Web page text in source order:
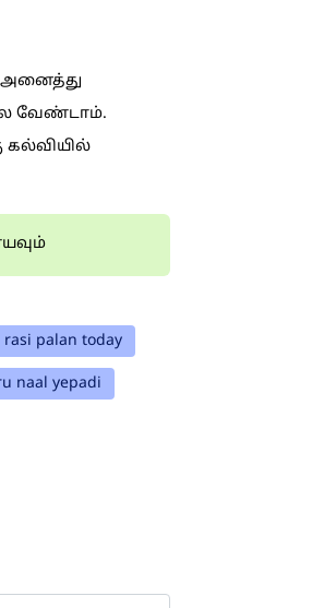
அனைத்து
வேண்டாம்.
palan today
naal yepadi